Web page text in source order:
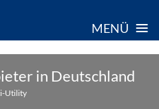
MENÜ ≡
in Deutschland
Utility